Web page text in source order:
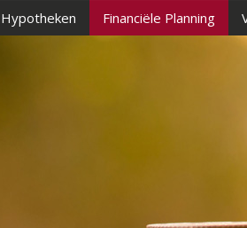
Hypotheken Financiële Planning